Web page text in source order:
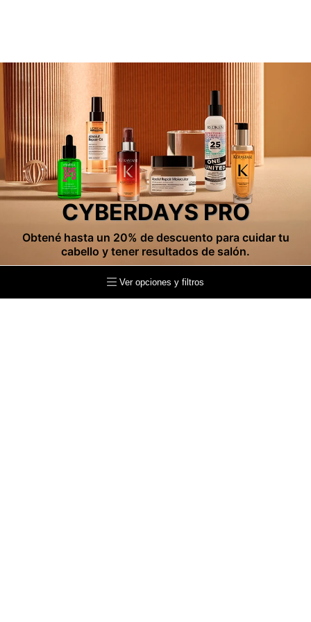
CYBERDAYS PRO
Obtené hasta un 20% de descuento para cuidar tu
cabello y tener resultados de salón.
Ver opciones y filtros